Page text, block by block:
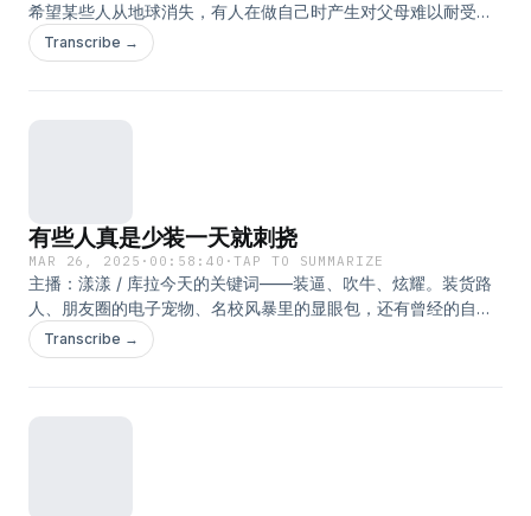
https://m.tb.cn/h.65sXy7H&nbsp; CZ225 粉丝专享福利 到某宝
跳转粉丝专属福利购买页面2.在某宝搜索：拜耳或“One A
Day”找到One A Day悦添天海外旗舰店（不要进错店啦），向客
希望某些人从地球消失，有人在做自己时产生对父母难以耐受的
愧疚。龟毛如咱俩居然也难不倒咨询师，在咨询过程中醍醐灌顶
N次，好一场心灵SPA！Glowe阁楼是一个专注于提供线上心理咨
以下载Glowe阁楼App，注册时使用我们的播客专属邀请码
「bibiji」，可以享受100元优惠！BGM：I Can Dream, Can't I-
Bucky Pizzarelli
Transcribe →
有些人真是少装一天就刺挠
MAR 26, 2025 · 00:58:40 ·TAP TO SUMMARIZE
主播：漾漾 / 库拉今天的关键词——装逼、吹牛、炫耀。装货路
人、朋友圈的电子宠物、名校风暴里的显眼包，还有曾经的自
己，真的是少装一天就刺挠！好玩，装货是我朋友圈里最舍不得
删的。BGM：I'm Lost-George Shearing
Transcribe →